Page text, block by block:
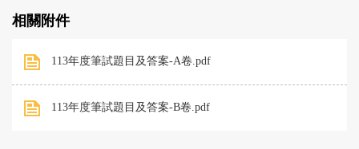
相關附件
113年度筆試題目及答案-A卷.pdf
113年度筆試題目及答案-B卷.pdf